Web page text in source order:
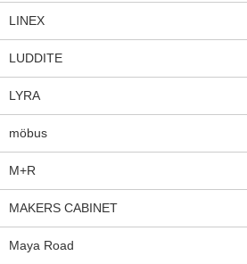
LINEX
LUDDITE
LYRA
möbus
M+R
MAKERS CABINET
Maya Road